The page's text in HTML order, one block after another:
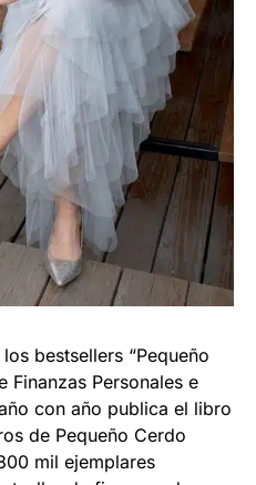
bestsellers “Pequeño
Finanzas Personales e
con año publica el libro
de Pequeño Cerdo
mil ejemplares